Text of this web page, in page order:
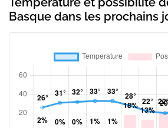
Basque dans les prochains